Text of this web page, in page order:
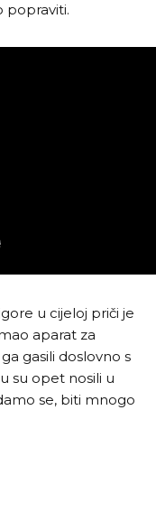
popraviti.
u cijeloj priči je
aparat za
gasili doslovno s
su opet nosili u
se, biti mnogo